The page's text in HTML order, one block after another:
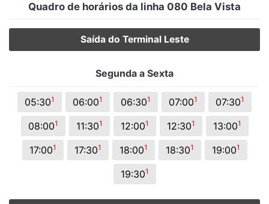
Quadro de horários da linha 080 Bela Vista
Saída do Terminal Leste
Segunda a Sexta
05:301 06:001 06:301 07:001 07:301
08:001 11:301 12:001 12:301 13:001
17:001 17:301 18:001 18:301 19:001
19:301